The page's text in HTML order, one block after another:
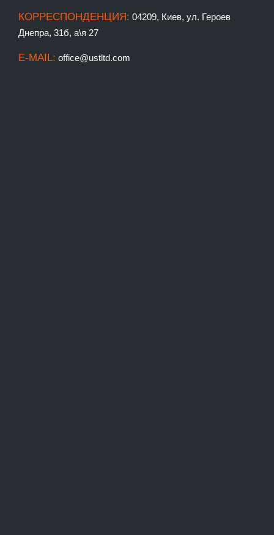
КОРРЕСПОНДЕНЦИЯ: 04209, Киев, ул. Героев
Днепра, 31б, а\я 27
E-MAIL: office@ustltd.com